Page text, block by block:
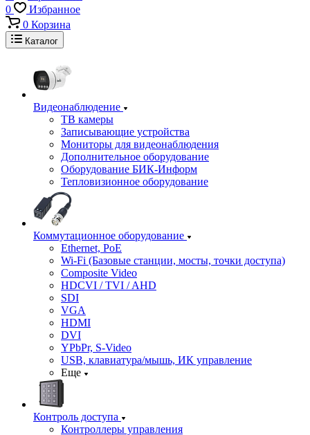
0
Избранное
0 Корзина
Каталог
Видеонаблюдение
ТВ камеры
Записывающие устройства
Мониторы для видеонаблюдения
Дополнительное оборудование
Оборудование БИК-Информ
Тепловизионное оборудование
Коммутационное оборудование
Ethernet, PoE
Wi-Fi (Базовые станции, мосты, точки доступа)
Composite Video
HDCVI / TVI / AHD
SDI
VGA
HDMI
DVI
YPbPr, S-Video
USB, клавиатура/мышь, ИК управление
Еще
Контроль доступа
Контроллеры управления